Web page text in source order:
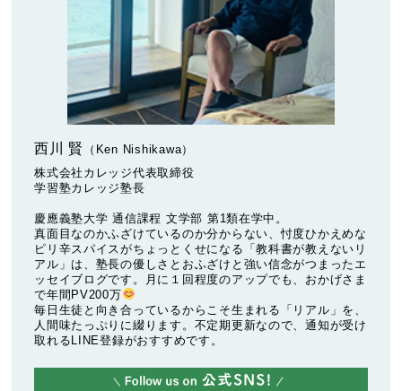
西川 賢
（Ken Nishikawa）
株式会社カレッジ代表取締役
学習塾カレッジ塾長
慶應義塾大学 通信課程 文学部 第1類在学中。
真面目なのかふざけているのか分からない、忖度ひかえめな
ピリ辛スパイスがちょっとくせになる「教科書が教えないリ
アル」は、塾長の優しさとおふざけと強い信念がつまったエ
ッセイブログです。月に１回程度のアップでも、おかげさま
で年間PV200万
毎日生徒と向き合っているからこそ生まれる「リアル」を、
人間味たっぷりに綴ります。不定期更新なので、通知が受け
取れるLINE登録がおすすめです。